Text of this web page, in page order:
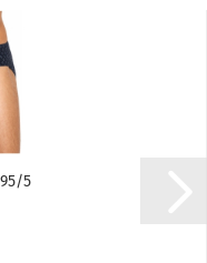
5